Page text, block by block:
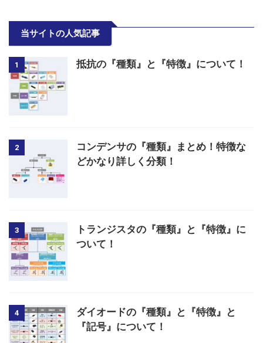
当サイトの人気記事
1 抵抗の『種類』と『特徴』について！
2
コンデンサの『種類』まとめ！特徴な
どかなり詳しく分類！
3
トランジスタの『種類』と『特徴』に
ついて！
4
ダイオードの『種類』と『特徴』と
『記号』について！